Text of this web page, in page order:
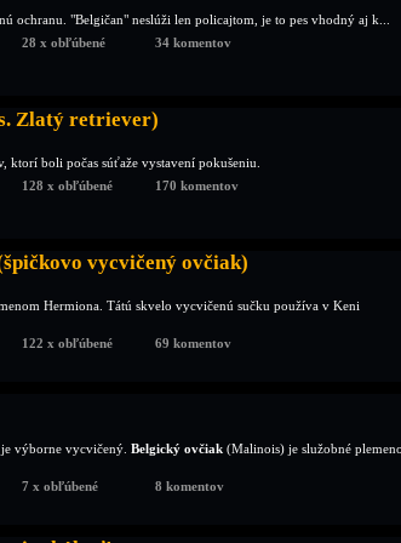
ochranu. "Belgičan" neslúži len policajtom, je to pes vhodný aj k...
28 x obľúbené 34 komentov
Zlatý retriever)
ktorí boli počas súťaže vystavení pokušeniu.
128 x obľúbené 170 komentov
vycvičený ovčiak)
Hermiona. Tátú skvelo vycvičenú sučku používa v Keni
122 x obľúbené 69 komentov
výborne vycvičený. Belgický ovčiak (Malinois) je služobné
7 x obľúbené 8 komentov